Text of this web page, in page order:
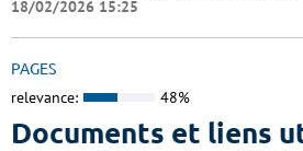
18/02/2026 15:25
PAGES
relevance: 48%
Documents et liens